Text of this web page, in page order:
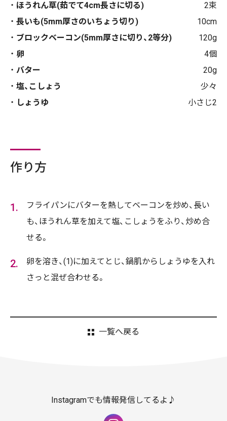
ほうれん草(茹でて4cm長さに切る)
2束
長いも(5mm厚さのいちょう切り)
10cm
ブロックベーコン(5mm厚さに切り、2等分)
120g
卵
4個
バター
20g
塩、こしょう
少々
しょうゆ
小さじ2
作り方
フライパンにバターを熱してベーコンを炒め、長い
も、ほうれん草を加えて塩、こしょうをふり、炒め合
せる。
卵を溶き、(1)に加えてとじ、鍋肌からしょうゆを入れ
さっと混ぜ合わせる。
一覧へ戻る
Instagramでも情報発信してるよ♪